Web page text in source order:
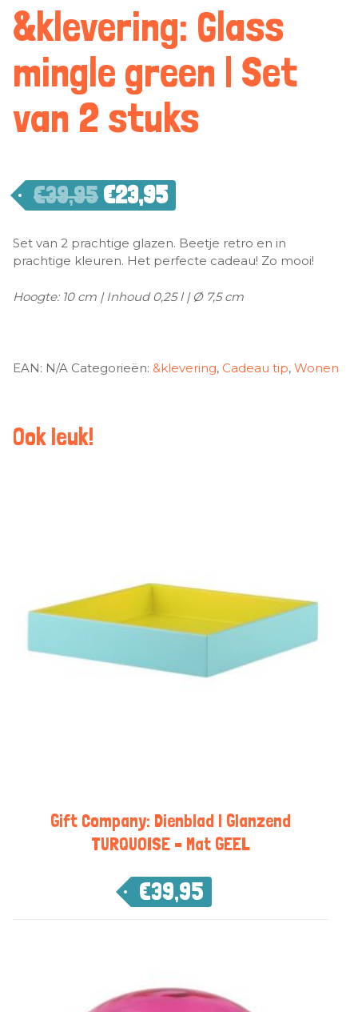
&klevering: Glass
mingle green | Set
van 2 stuks
€39,95 €23,95
Set van 2 prachtige glazen. Beetje retro en in
prachtige kleuren. Het perfecte cadeau! Zo mooi!
Hoogte: 10 cm | Inhoud 0,25 l | Ø 7,5 cm
EAN: N/A Categorieën: &klevering, Cadeau tip, Wonen
Ook leuk!
Gift Company: Dienblad | Glanzend
TURQUOISE – Mat GEEL
€39,95